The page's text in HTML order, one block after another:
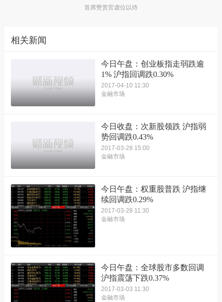
首席赞赏官虚位以待
相关新闻
今日午盘：创业板指走弱跌逾
1% 沪指回调跌0.30%
2017-04-10 11:30
金融市场
今日收盘：次新股领跌 沪指弱
势回调跌0.43%
2017-03-28 15:00
金融市场
今日午盘：权重股普跌 沪指继
续回调跌0.29%
2017-03-28 11:30
金融市场
今日午盘：全球股市多数回调
沪指震荡下跌0.37%
2017-03-03 11:30
金融市场